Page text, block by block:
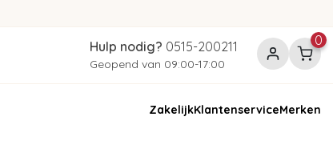
Hulp nodig? 0515-200211
Geopend van 09:00-17:00
0
ZakelijkKlantenserviceMerken